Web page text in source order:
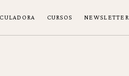
CURSOS NEWSLETTER